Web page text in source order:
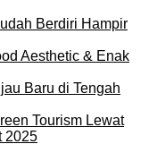
Berdiri Hampir
Aesthetic & Enak
Baru di Tengah
Tourism Lewat
2025